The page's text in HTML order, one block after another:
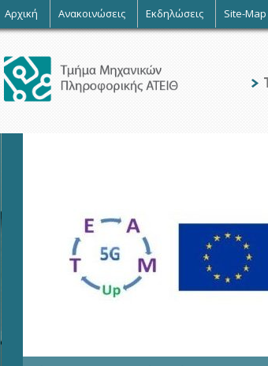
Αρχική Ανακοινώσεις Εκδηλώσεις Site-Map